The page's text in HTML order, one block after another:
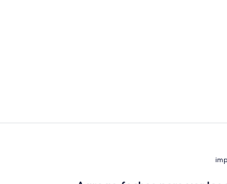
4 habitaciones, escritorio y tabla de planchar con